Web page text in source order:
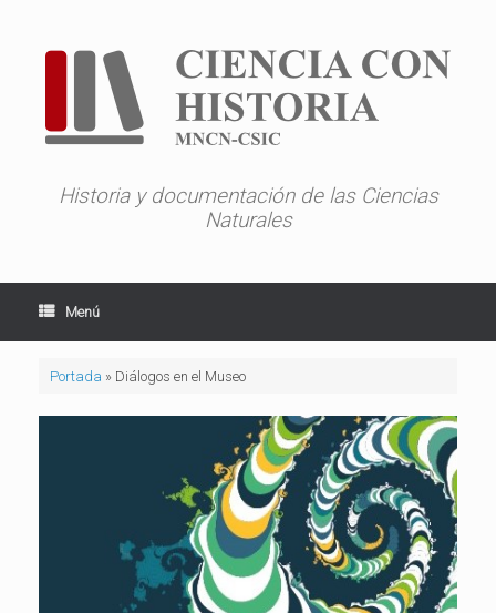
contenido
Historia y documentación de las Ciencias
Naturales
Menú
Portada » Diálogos en el Museo